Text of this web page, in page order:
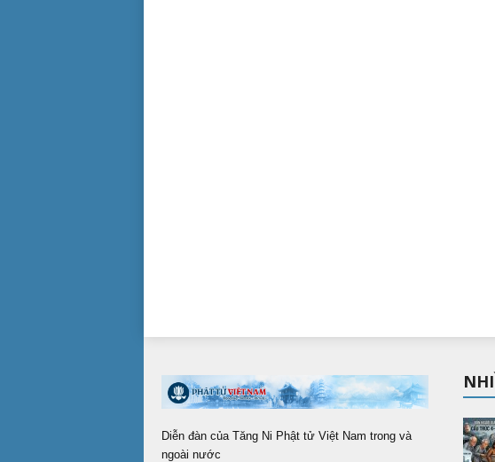
Diễn đàn của Tăng Ni Phật tử Việt Nam trong và
ngoài nước